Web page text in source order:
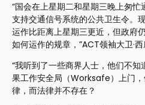
“国会在上星期二和星期三晚上匆
支持交通信号系统的公共卫生令。
运作比距离上星期三更近，但政府
如何运作的规章，”ACT领袖大卫·西
“我听到了一些商界人士，他们不
果工作安全局（Worksafe）上门
律，而法律并不存在？